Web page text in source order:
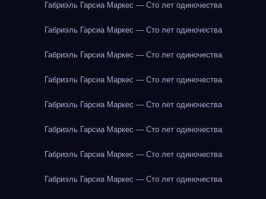
Габриэль Гарсиа Маркес — Сто лет одиночества
Габриэль Гарсиа Маркес — Сто лет одиночества
Габриэль Гарсиа Маркес — Сто лет одиночества
Габриэль Гарсиа Маркес — Сто лет одиночества
Габриэль Гарсиа Маркес — Сто лет одиночества
Габриэль Гарсиа Маркес — Сто лет одиночества
Габриэль Гарсиа Маркес — Сто лет одиночества
Габриэль Гарсиа Маркес — Сто лет одиночества